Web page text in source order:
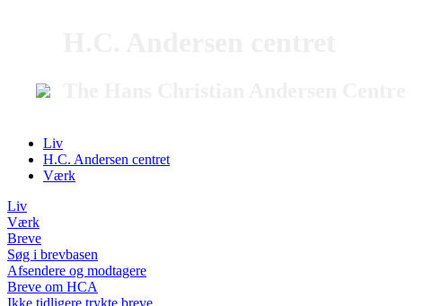
Liv
H.C. Andersen centret
Værk
Liv
Værk
Breve
Søg i brevbasen
Afsendere og modtagere
Breve om HCA
Ikke tidligere trykte breve